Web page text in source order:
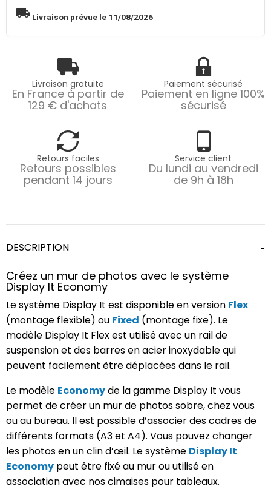
local_shipping Livraison prévue le 11/08/2026
Livraison gratuite
En France à partir de
129 € d'achats
Paiement sécurisé
Paiement en ligne 100%
sécurisé
Retours faciles
Retours possibles
pendant 14 jours
Service client
Du lundi au vendredi
de 9h à 18h
DESCRIPTION
Créez un mur de photos avec le système
Display It Economy
Le système Display It est disponible en version Flex
(montage flexible) ou Fixed (montage fixe). Le
modèle Display It Flex est utilisé avec un rail de
suspension et des barres en acier inoxydable qui
peuvent facilement être déplacées dans le rail.
Le modèle Economyde la gamme Display It vous
permet de créer un mur de photos sobre, chez vous
ou au bureau. Il est possible d’associer des cadres de
différents formats (A3 et A4). Vous pouvez changer
les photos en un clin d’œil. Le système Display It
Economy peut être fixé au mur ou utilisé en
association avec nos cimaises pour tableaux.